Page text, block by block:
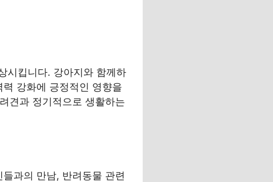
시킵니다. 강아지와 함께하
강화에 긍정적인 영향을
견과 정기적으로 생활하는
과의 만남, 반려동물 관련